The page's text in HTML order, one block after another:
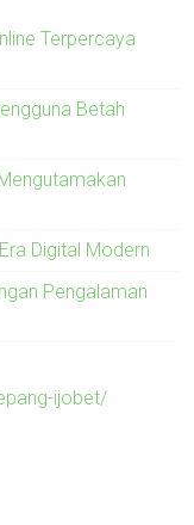
Terpercaya
Betah
Digital Modern
Pengalaman
ijobet/